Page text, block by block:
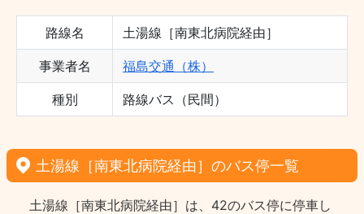
路線名 土湯線［南東北病院経由］
事業者名 福島交通（株）
種別 路線バス（民間）
土湯線［南東北病院経由］のバス停一覧
土湯線［南東北病院経由］は、42のバス停に停車し